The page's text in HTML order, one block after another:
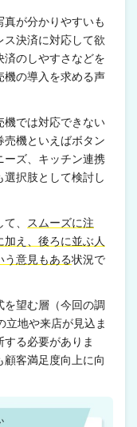
が分かりやすいも
決済に対応して欲
済のしやすさなどを
機の導入を求める声
機では対応できない
機といえばボタン
ーズ、キッチン連携
択肢として検討し
、
スムーズに注
え、後ろに並ぶ人
う意見もある状況で
望む層（今回の調
立地や来店が見込ま
る必要がありま
客満足度向上に向